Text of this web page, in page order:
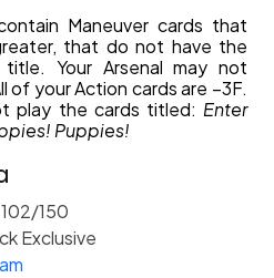
Maneuver cards that
that do not have the
Your Arsenal may not
your Action cards are –3F.
play the cards titled: Enter
Puppies!
102/150
Exclusive